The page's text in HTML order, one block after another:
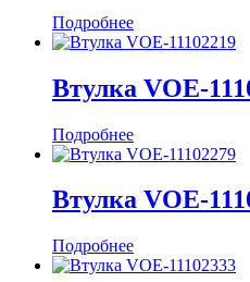
Подробнее
Втулка VOE-
Подробнее
Втулка VOE-
Подробнее